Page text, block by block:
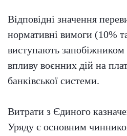
Відповідні значення
нормативні вимоги (10%
виступають запобіжником
впливу воєнних дій на
банківської системи.
Витрати з Єдиного
Уряду є основним